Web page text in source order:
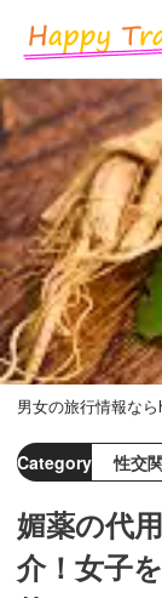
男女の旅行情報な
Category 性交
媚薬の代
介！女子